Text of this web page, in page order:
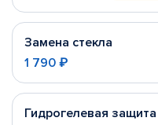
Замена стекла
1 790 ₽
Гидрогелевая защита